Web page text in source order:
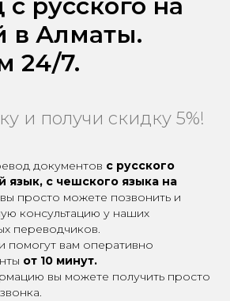
русского на
в Алматы.
24/7.
и получи скидку 5%!
документов с русского
язык, с чешского языка на
просто можете позвонить и
консультацию у наших
переводчиков.
помогут вам оперативно
от 10 минут.
вы можете получить просто